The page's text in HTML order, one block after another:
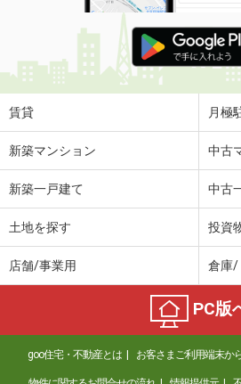
賃貸 月極
新築マンション 中古
新築一戸建て 中古
土地を探す 投資
店舗/事業用 倉庫/
PC版
goo住宅・不動産とは お客さまご利用端末か